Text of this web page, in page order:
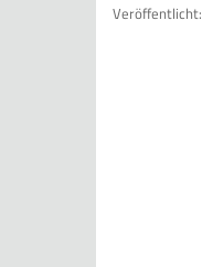
Veröffentlicht: